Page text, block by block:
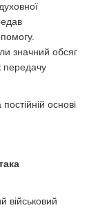
значний обсяг
передачу
основі
військовий